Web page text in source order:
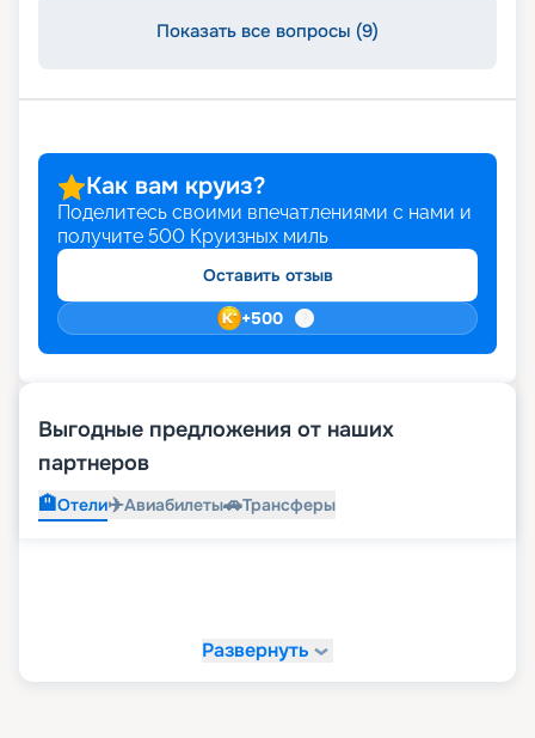
Показать все вопросы (9)
Как вам круиз?
Поделитесь своими впечатлениями с нами и
получите 500 Круизных миль
Оставить отзыв
+500
Выгодные предложения от наших
партнеров
🏨Отели✈️Авиабилеты🚗Трансферы
Развернуть